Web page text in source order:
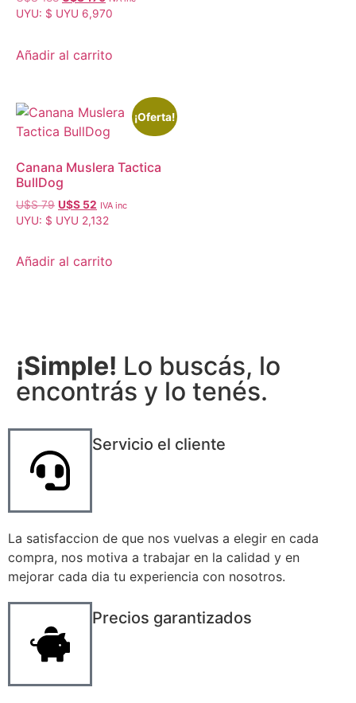
UYU: $ UYU 6,970
Añadir al carrito
¡Oferta!
Canana Muslera Tactica
BullDog
U$S79 U$S 52 IVA inc
UYU: $ UYU 2,132
Añadir al carrito
¡Simple! Lo buscás, lo
encontrás y lo tenés.
Servicio el cliente
La satisfaccion de que nos vuelvas a elegir en cada
compra, nos motiva a trabajar en la calidad y en
mejorar cada dia tu experiencia con nosotros.
Precios garantizados